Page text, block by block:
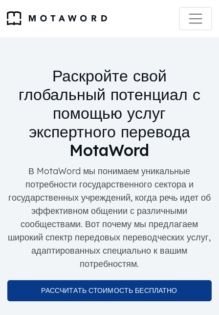
Раскройте свой
глобальный потенциал с
помощью услуг
экспертного перевода
MotaWord
В MotaWord мы понимаем уникальные
потребности государственного сектора и
государственных учреждений, когда речь идет об
эффективном общении с различными
сообществами. Вот почему мы предлагаем
широкий спектр передовых переводческих услуг,
адаптированных специально к вашим
потребностям.
РАССЧИТАТЬ СТОИМОСТЬ БЕСПЛАТНО